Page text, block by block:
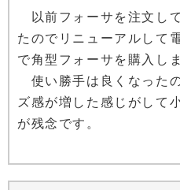
以前フォーサを注文し
たのでリニューアルして
で角型フォーサを購入し
使い勝手は良くなった
ズ感が増した感じがして
が残念です。